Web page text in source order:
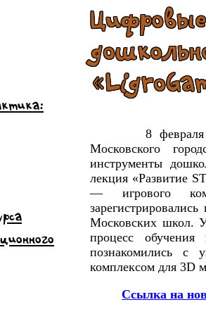
8 февраля
Московского
инструменты
лекция «Развитие
— игрового
Московских школ.
процесс
познакомились с
комплексом для 3D
Ссылка на